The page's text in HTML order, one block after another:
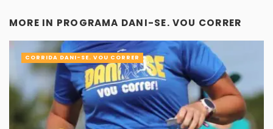
MORE IN PROGRAMA DANI-SE. VOU CORRER
CORRIDA DANI-SE. VOU CORRER